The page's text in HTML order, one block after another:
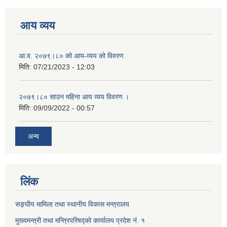
आय व्यय
आ.व. २०७९।८० को आय-व्यय को विवरण
मिति: 07/21/2023 - 12:03
२०७९।८० साउन महिना आय व्यय विवरण ।
मिति: 09/09/2022 - 00:57
अन्य
लिंक
सङ्घीय मामिला तथा स्थानीय विकास मन्त्रालय
मुख्यमन्त्री तथा मन्त्रिपरिषद्को कार्यालय प्रदेश नं. १